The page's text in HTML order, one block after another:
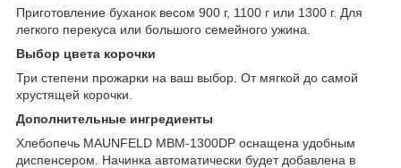
Приготовление буханок весом 900 г, 1100 г или 1300 г. Для
легкого перекуса или большого семейного ужина.
Выбор цвета корочки
Три степени прожарки на ваш выбор. От мягкой до самой
хрустящей корочки.
Дополнительные ингредиенты
Хлебопечь MAUNFELD MBM-1300DP оснащена удобным
диспенсером. Начинка автоматически будет добавлена в